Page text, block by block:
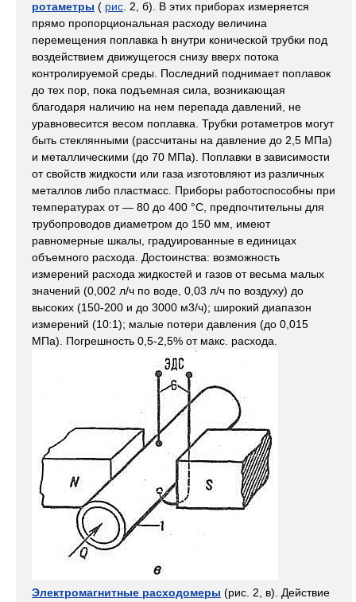
ротаметры ( рис . 2, б). В этих приборах измеряется
прямо пропорциональная расходу величина
перемещения поплавка h внутри конической трубки под
воздействием движущегося снизу вверх потока
контролируемой среды. Последний поднимает поплавок
до тех пор, пока подъемная сила, возникающая
благодаря наличию на нем перепада давлений, не
уравновесится весом поплавка. Трубки ротаметров могут
быть стеклянными (рассчитаны на давление до 2,5 МПа)
и металлическими (до 70 МПа). Поплавки в зависимости
от свойств жидкости или газа изготовляют из различных
металлов либо пластмасс. Приборы работоспособны при
температурах от — 80 до 400 °С, предпочтительны для
трубопроводов диаметром до 150 мм, имеют
равномерные шкалы, градуированные в единицах
объемного расхода. Достоинства: возможность
измерений расхода жидкостей и газов от весьма малых
значений (0,002 л/ч по воде, 0,03 л/ч по воздуху) до
высоких (150-200 и до 3000 м3/ч); широкий диапазон
измерений (10:1); малые потери давления (до 0,015
МПа). Погрешность 0,5-2,5% от макс. расхода.
Электромагнитные расходомеры (рис. 2, в). Действие